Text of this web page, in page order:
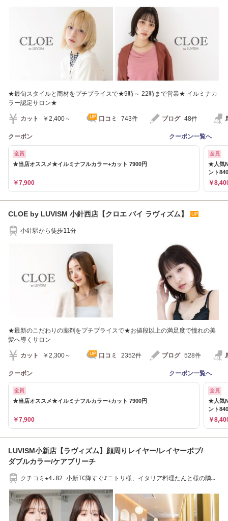
★最旬スタイルと商材をプチプライスで★9時～ 22時まで営業★ イルミナカ
ラー認定サロン★
カット ￥2,400～ 口コミ 743件 ブログ 48件
クーポン クーポン一覧へ
全員
★当店オススメ★イルミナフルカラー+カット 7900円
￥7,900
全員
★人気
ント
￥
CLOE by LUVISM 小針西店【クロエ バイ ラヴィズム】
小針駅から徒歩11分
★最新のこだわりの薬剤をプチプライスで★お値段以上の満足度で憧れの美
髪へ導くサロン
カット ￥2,300～ 口コミ 2352件 ブログ 528件
クーポン クーポン一覧へ
全員
★当店オススメ★イルミナフルカラー+カット 7900円
￥7,900
全員
★人気
ント
￥
LUVISM小新店【ラヴィズム】顔周りレイヤー/レイヤーボブ/
ダブルカラー/ケアブリーチ
クチコミ★4.82 小新IC降すぐ♪ニトリ様、イタリア料理たんと様の隣・